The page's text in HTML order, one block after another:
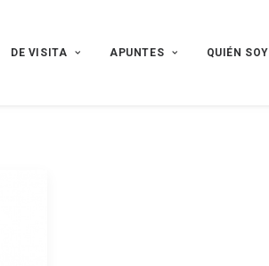
DE VISITA APUNTES QUIÉN SOY